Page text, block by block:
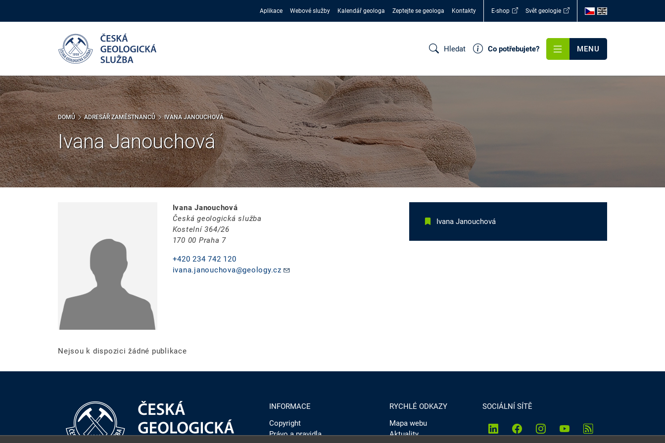
Aplikace Webové služby Kalendář geologa Zeptejte se geologa Kontakty E-shop Svět geologie
Hledat Co potřebujete? MENU
DOMŮ ADRESÁŘ ZAMĚSTNANCŮ IVANA JANOUCHOVÁ
Ivana Janouchová
Ivana Janouchová
Česká geologická služba
Kostelní 364/26
170 00 Praha 7
+420 234 742 120
ivana.janouchova@geology.cz
Nejsou k dispozici žádné publikace
Ivana Janouchová
INFORMACE
Copyright
Právo a pravidla
RYCHLÉ ODKAZY
Mapa webu
Aktuality
SOCIÁLNÍ SÍTĚ